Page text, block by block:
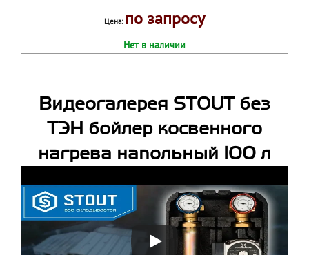
Цена: по запросу
Нет в наличии
Видеогалерея STOUT без
ТЭН бойлер косвенного
нагрева напольный 100 л